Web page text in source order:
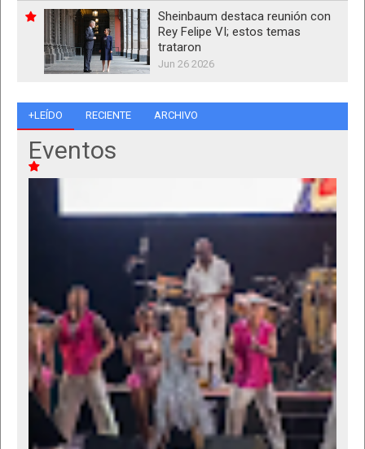
Sheinbaum destaca reunión con
Rey Felipe VI; estos temas
trataron
Jun 26 2026
+LEÍDO RECIENTE ARCHIVO
Eventos